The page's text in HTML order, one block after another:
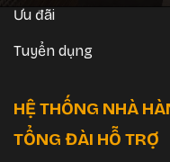
Ưu đãi
Tuyển dụng
HỆ THỐNG NHÀ
TỔNG ĐÀI HỖ TRỢ